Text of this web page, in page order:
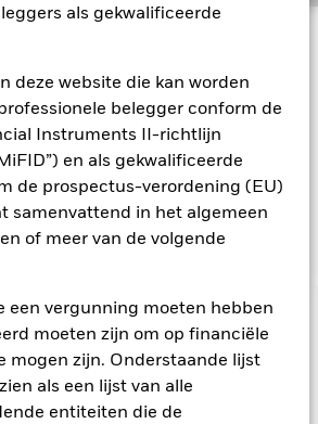
als gekwalificeerde
deze website die kan worden
belegger conform de
Instruments II-richtlijn
en als gekwalificeerde
de prospectus-verordening (EU)
samenvattend in het algemeen
of meer van de volgende
een vergunning moeten hebben
moeten zijn om op financiële
mogen zijn. Onderstaande lijst
als een lijst van alle
entiteiten die de
dat overeenkomt met het rendement
Markets Bond Global
benchmark van het Fonds. Voor zover
belegt het Fonds in de vastrentende
Kapitaalrisico.
De waarde en
Beleggers verliezen mogelijk hun